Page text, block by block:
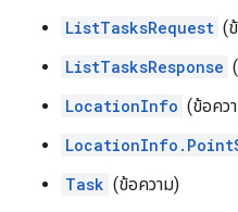
ListTasksRequest (
ListTasksResponse
LocationInfo (ข้อคว
Task (ข้อความ)